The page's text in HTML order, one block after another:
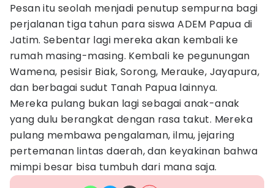
Pesan itu seolah menjadi penutup sempurna bagi
perjalanan tiga tahun para siswa ADEM Papua di
Jatim. Sebentar lagi mereka akan kembali ke
rumah masing-masing. Kembali ke pegunungan
Wamena, pesisir Biak, Sorong, Merauke, Jayapura,
dan berbagai sudut Tanah Papua lainnya.
Mereka pulang bukan lagi sebagai anak-anak
yang dulu berangkat dengan rasa takut. Mereka
pulang membawa pengalaman, ilmu, jejaring
pertemanan lintas daerah, dan keyakinan bahwa
mimpi besar bisa tumbuh dari mana saja.